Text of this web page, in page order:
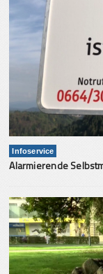
Infoservice
Alarmierende